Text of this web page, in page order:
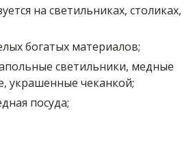
на светильниках, столиках,
богатых материалов;
светильники, медные
украшенные чеканкой;
посуда;